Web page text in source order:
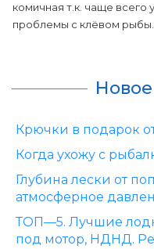
комичная т.к. чаще всего
проблемы с клёвом рыбы.
Крючки в подарок
Когда ухожу с
Глубина лески от
атмосферное
ТОП—5. Лучшие
под мотор, НДНД.